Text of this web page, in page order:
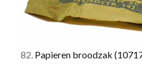
82. Papieren broodzak